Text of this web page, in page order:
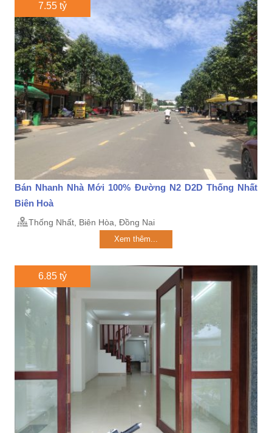
7.55 tỷ
Bán Nhanh Nhà Mới 100% Đường N2 D2D Thống Nhất
Biên Hoà
Thống Nhất, Biên Hòa, Đồng Nai
Xem thêm...
6.85 tỷ